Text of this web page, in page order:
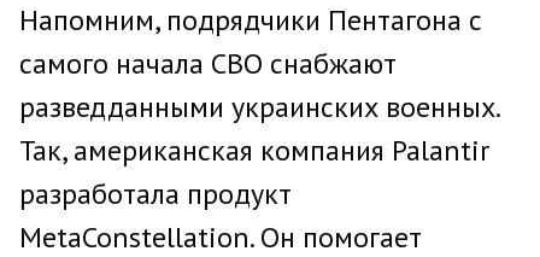
Напомним, подрядчики Пентагона с
самого начала СВО снабжают
разведданными украинских военных.
Так, американская компания Palantir
разработала продукт
MetaConstellation. Он помогает